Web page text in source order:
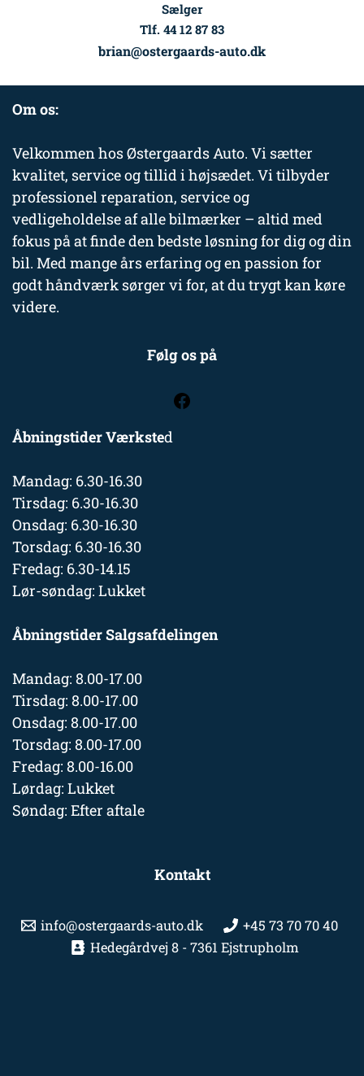
Sælger
Tlf. 44 12 87 83
brian@ostergaards-auto.dk
Om os:
Velkommen hos Østergaards Auto. Vi sætter
kvalitet, service og tillid i højsædet. Vi tilbyder
professionel reparation, service og
vedligeholdelse af alle bilmærker – altid med
fokus på at finde den bedste løsning for dig og din
bil. Med mange års erfaring og en passion for
godt håndværk sørger vi for, at du trygt kan køre
videre.
Følg os på
Åbningstider Værksted
Mandag: 6.30-16.30
Tirsdag: 6.30-16.30
Onsdag: 6.30-16.30
Torsdag: 6.30-16.30
Fredag: 6.30-14.15
Lør-søndag: Lukket
Åbningstider Salgsafdelingen
Mandag: 8.00-17.00
Tirsdag: 8.00-17.00
Onsdag: 8.00-17.00
Torsdag: 8.00-17.00
Fredag: 8.00-16.00
Lørdag: Lukket
Søndag: Efter aftale
Kontakt
info@ostergaards-auto.dk
+45 73 70 70 40
Hedegårdvej 8 - 7361 Ejstrupholm